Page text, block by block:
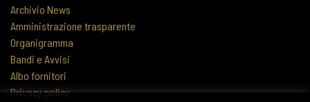
Archivio News
Amministrazione trasparente
Organigramma
Bandi e Avvisi
Albo fornitori
Privacy policy